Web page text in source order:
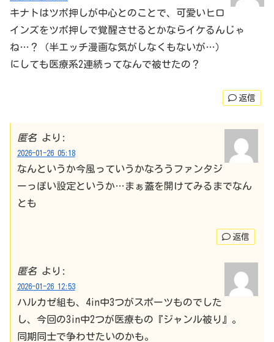
キナトはツボ押しが中心とのことで、可愛いヒロ
インズをツボ押しで覚醒させるとかならイケるんじゃ
ね…？（半エッチ漫画な気がしなくもないが…）
にしても医療系2連続ってなんで被せたの？
返信
匿名 より:
2026-01-26 05:18
なんというか今風っていうかなろうファンタジ
ーっぽい設定というか…まぁ蓋を開けてみるまでなん
とも
返信
匿名 より:
2026-01-26 12:53
ハルカゼ組も、4in中3つがスポーツものでした
し、今回の3in中2つが医療もの『ジャンル被り』。
同期同士で争わせたいのかも。